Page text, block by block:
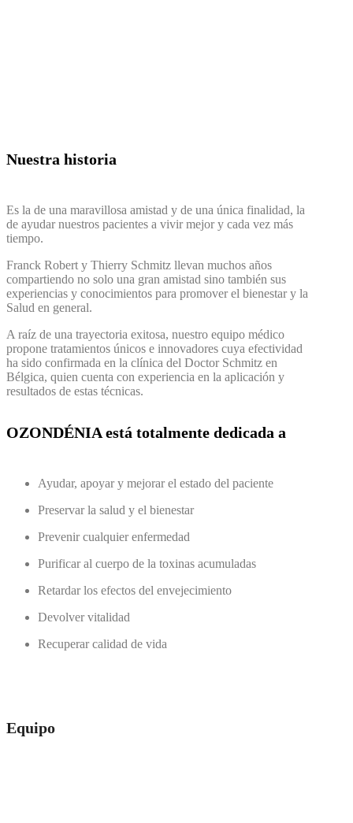
Nuestra historia
Es la de una maravillosa amistad y de una única finalidad, la
de ayudar nuestros pacientes a vivir mejor y cada vez más
tiempo.
Franck Robert y Thierry Schmitz llevan muchos años
compartiendo no solo una gran amistad sino también sus
experiencias y conocimientos para promover el bienestar y la
Salud en general.
A raíz de una trayectoria exitosa, nuestro equipo médico
propone tratamientos únicos e innovadores cuya efectividad
ha sido confirmada en la clínica del Doctor Schmitz en
Bélgica, quien cuenta con experiencia en la aplicación y
resultados de estas técnicas.
OZONDÉNIA está totalmente dedicada a
Ayudar, apoyar y mejorar el estado del paciente
Preservar la salud y el bienestar
Prevenir cualquier enfermedad
Purificar al cuerpo de la toxinas acumuladas
Retardar los efectos del envejecimiento
Devolver vitalidad
Recuperar calidad de vida
Equipo